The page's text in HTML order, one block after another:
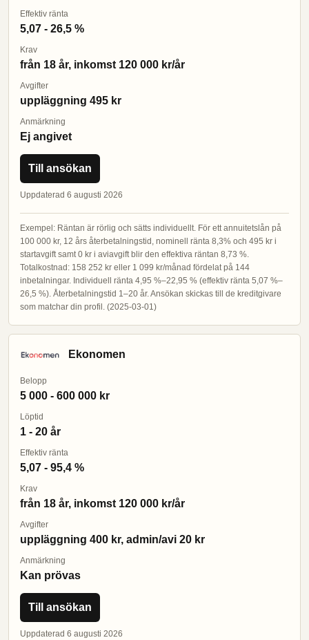
Effektiv ränta
5,07 - 26,5 %
Krav
från 18 år, inkomst 120 000 kr/år
Avgifter
uppläggning 495 kr
Anmärkning
Ej angivet
Till ansökan
Uppdaterad 6 augusti 2026
Exempel: Räntan är rörlig och sätts individuellt. För ett annuitetslån på
100 000 kr, 12 års återbetalningstid, nominell ränta 8,3% och 495 kr i
startavgift samt 0 kr i aviavgift blir den effektiva räntan 8,73 %.
Totalkostnad: 158 252 kr eller 1 099 kr/månad fördelat på 144
inbetalningar. Individuell ränta 4,95 %–22,95 % (effektiv ränta 5,07 %–
26,5 %). Återbetalningstid 1–20 år. Ansökan skickas till de kreditgivare
som matchar din profil. (2025-03-01)
Ekonomen
Belopp
5 000 - 600 000 kr
Löptid
1 - 20 år
Effektiv ränta
5,07 - 95,4 %
Krav
från 18 år, inkomst 120 000 kr/år
Avgifter
uppläggning 400 kr, admin/avi 20 kr
Anmärkning
Kan prövas
Till ansökan
Uppdaterad 6 augusti 2026